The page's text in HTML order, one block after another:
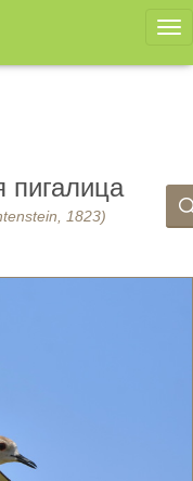
пигалица
1823)